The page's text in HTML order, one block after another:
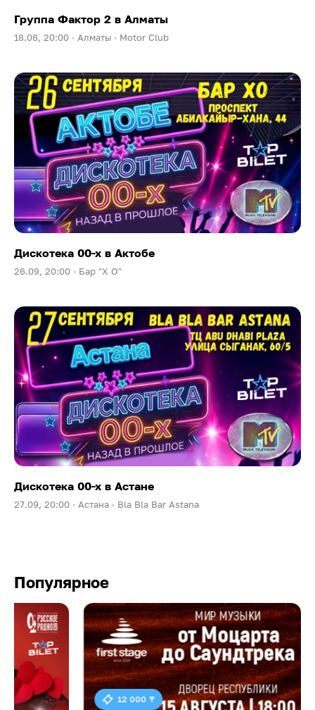
Группа Фактор 2 в Алматы
18.08, 20:00 · Алматы · Motor Club
Дискотека 00-х в Актобе
26.09, 20:00 · Бар "Х О"
Дискотека 00-х в Астане
27.09, 20:00 · Астана · Bla Bla Bar Astana
Популярное
12 000 ₸